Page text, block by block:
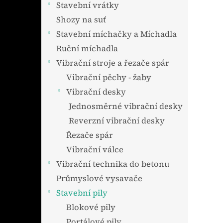
Stavební vrátky
Shozy na suť
Stavební míchačky a Míchadla
Ruční míchadla
Vibrační stroje a řezače spár
Vibrační pěchy - žaby
Vibrační desky
Jednosměrné vibrační desky
Reverzní vibrační desky
Řezače spár
Vibrační válce
Vibrační technika do betonu
Průmyslové vysavače
Stavební pily
Blokové pily